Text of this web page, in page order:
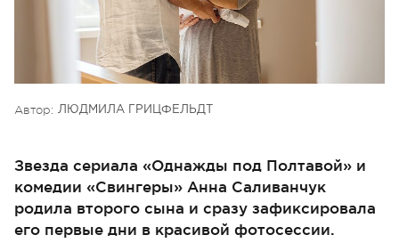
Автор: ЛЮДМИЛА ГРИЦФЕЛЬДТ
Звезда сериала «Однажды под Полтавой» и
комедии «Свингеры» Анна Саливанчук
родила второго сына и сразу зафиксировала
его первые дни в красивой фотосессии.